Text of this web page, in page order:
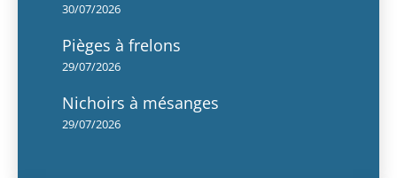
30/07/2026
Pièges à frelons
29/07/2026
Nichoirs à mésanges
29/07/2026